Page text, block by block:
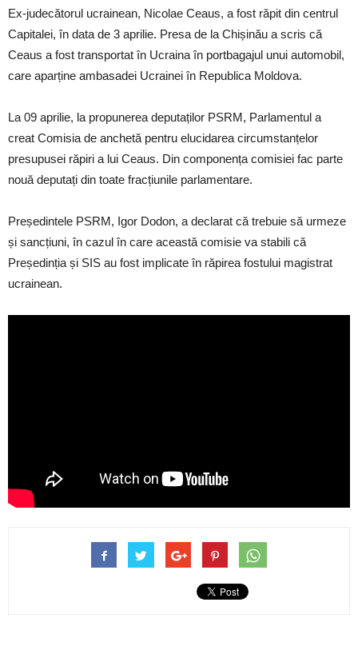
Ex-judecătorul ucrainean, Nicolae Ceaus, a fost răpit din centrul
Capitalei, în data de 3 aprilie. Presa de la Chișinău a scris că
Ceaus a fost transportat în Ucraina în portbagajul unui automobil,
care aparține ambasadei Ucrainei în Republica Moldova.
La 09 aprilie, la propunerea deputaților PSRM, Parlamentul a
creat Comisia de anchetă pentru elucidarea circumstanțelor
presupusei răpiri a lui Ceaus. Din componența comisiei fac parte
nouă deputați din toate fracțiunile parlamentare.
Președintele PSRM, Igor Dodon, a declarat că trebuie să urmeze
și sancțiuni, în cazul în care această comisie va stabili că
Președinția și SIS au fost implicate în răpirea fostului magistrat
ucrainean.